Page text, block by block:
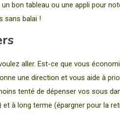
bon tableau ou une appli pour
sans balai !
aller. Est-ce que vous
une direction et vous aide à
tenté de dépenser vos sous
à long terme (épargner pour la